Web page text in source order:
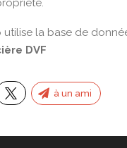
utilise la base de
DVF
à un ami